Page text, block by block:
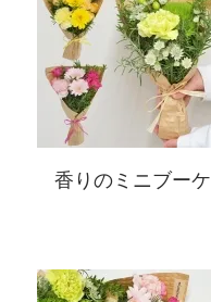
香りのミニブーケ